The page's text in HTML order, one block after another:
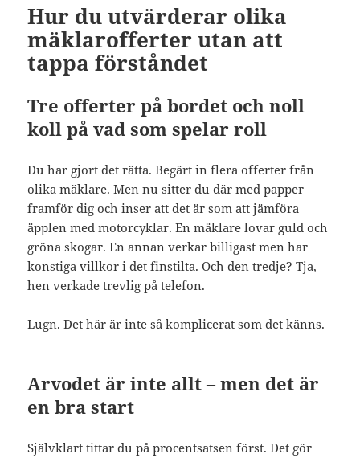
Hur du utvärderar olika
mäklarofferter utan att
tappa förståndet
Tre offerter på bordet och noll
koll på vad som spelar roll
Du har gjort det rätta. Begärt in flera offerter från
olika mäklare. Men nu sitter du där med papper
framför dig och inser att det är som att jämföra
äpplen med motorcyklar. En mäklare lovar guld och
gröna skogar. En annan verkar billigast men har
konstiga villkor i det finstilta. Och den tredje? Tja,
hen verkade trevlig på telefon.
Lugn. Det här är inte så komplicerat som det känns.
Arvodet är inte allt – men det är
en bra start
Självklart tittar du på procentsatsen först. Det gör